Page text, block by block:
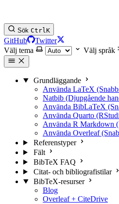
Sök CtrlK
GitHub
Twitter
Välj tema
Välj språk
Grundläggande
Använda LaTeX
Natbib (Djupgående
Använda BibLaTeX
Använda Quarto
Använda R Markdown
Använda Overleaf
Referenstyper
Fält
BibTeX FAQ
Citat- och bibliografistilar
BibTeX-resurser
Blog
Overleaf + CiteDrive